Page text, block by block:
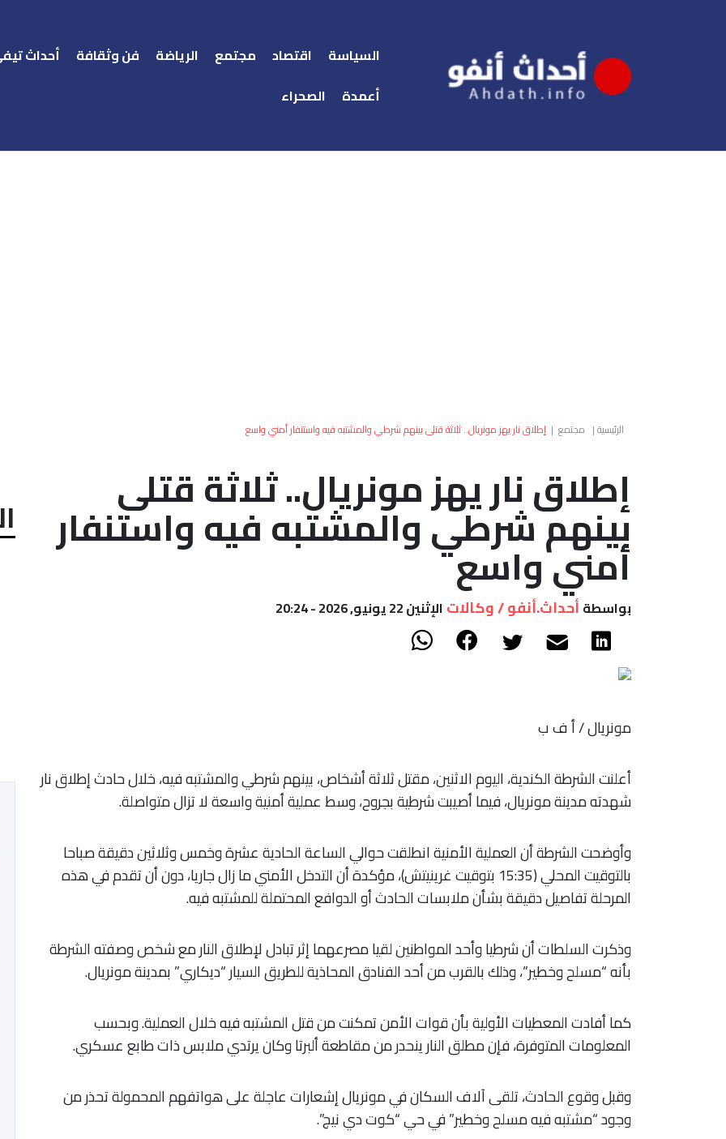
السياسة اقتصاد مجتمع الرياضة فن وثقافة أحداث
أعمدة
الصحراء
الرئيسية| مجتمع | إطلاق نار يهز مونريال.. ثلاثة قتلى بينهم شرطي والمشتبه فيه واستنفار أمني واسع
إطلاق نار يهز مونريال.. ثلاثة قتلى
بينهم شرطي والمشتبه فيه واستنفار
أمني واسع
بواسطة أحداث.أنفو / وكالات الإثنين 22 يونيو, 2026 - 20:24
مونريال / أ ف ب
أعلنت الشرطة الكندية، اليوم الاثنين، مقتل ثلاثة أشخاص، بينهم شرطي والمشتبه فيه، خلال حادث إطلاق نار
شهدته مدينة مونريال، فيما أصيبت شرطية بجروح، وسط عملية أمنية واسعة لا تزال متواصلة.
وأوضحت الشرطة أن العملية الأمنية انطلقت حوالي الساعة الحادية عشرة وخمس وثلاثين دقيقة صباحا
بالتوقيت المحلي (15:35 بتوقيت غرينيتش)، مؤكدة أن التدخل الأمني ما زال جاريا، دون أن تقدم في هذه
المرحلة تفاصيل دقيقة بشأن ملابسات الحادث أو الدوافع المحتملة للمشتبه فيه.
وذكرت السلطات أن شرطيا وأحد المواطنين لقيا مصرعهما إثر تبادل لإطلاق النار مع شخص وصفته الشرطة
بأنه “مسلح وخطير”، وذلك بالقرب من أحد الفنادق المحاذية للطريق السيار “ديكاري” بمدينة مونريال.
كما أفادت المعطيات الأولية بأن قوات الأمن تمكنت من قتل المشتبه فيه خلال العملية. وبحسب
المعلومات المتوفرة، فإن مطلق النار ينحدر من مقاطعة ألبرتا وكان يرتدي ملابس ذات طابع عسكري.
وقبل وقوع الحادث، تلقى آلاف السكان في مونريال إشعارات عاجلة على هواتفهم المحمولة تحذر من
وجود “مشتبه فيه مسلح وخطير” في حي “كوت دي نيج”.